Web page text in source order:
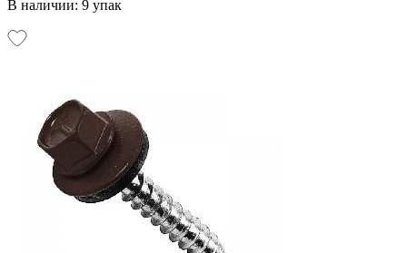
В наличии: 9 упак